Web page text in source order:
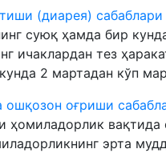
(диарея)
суюқ ҳамда бир
ичаклардан тез
2 мартадан кўп
ошқозон оғриши
ҳомиладорлик
эрта